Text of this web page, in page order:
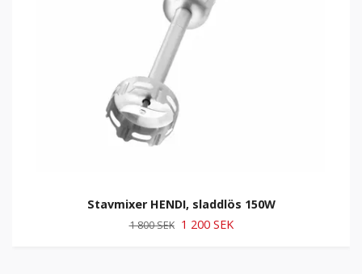
Stavmixer HENDI, sladdlös 150W
1 800 SEK 1 200 SEK